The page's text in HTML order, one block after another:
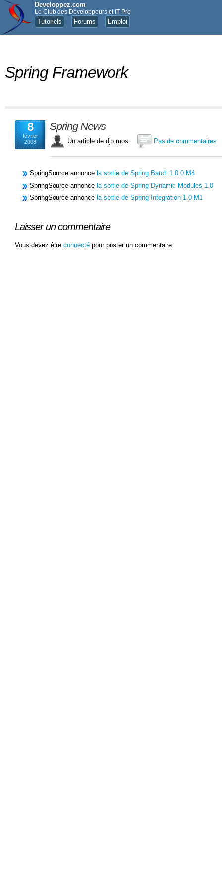
Developpez.com
Le Club des Développeurs et IT Pro
Tutoriels Forums Emploi
Spring Framework
8
février
2008
Spring News
Un article de djo.mos Pas de commentaires
SpringSource annonce la sortie de Spring Batch 1.0.0 M4
SpringSource annonce la sortie de Spring Dynamic Modules 1.0
SpringSource annonce la sortie de Spring Integration 1.0 M1
Laisser un commentaire
Vous devez être connecté pour poster un commentaire.